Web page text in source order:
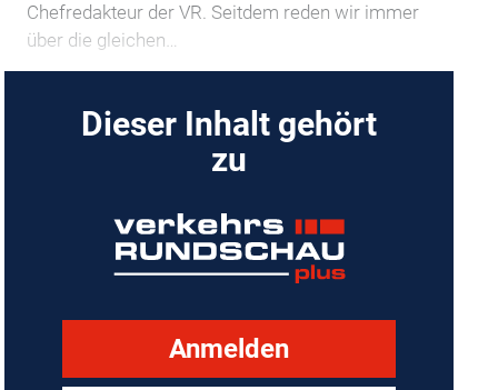
Chefredakteur der VR. Seitdem reden wir immer
über die gleichen…
Dieser Inhalt gehört
zu
Anmelden